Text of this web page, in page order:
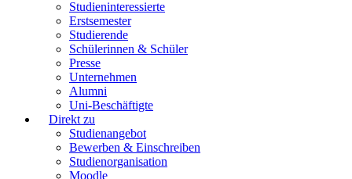
Studieninteressierte
Erstsemester
Studierende
Schülerinnen & Schüler
Presse
Unternehmen
Alumni
Uni-Beschäftigte
Direkt zu
Studienangebot
Bewerben & Einschreiben
Studienorganisation
Moodle